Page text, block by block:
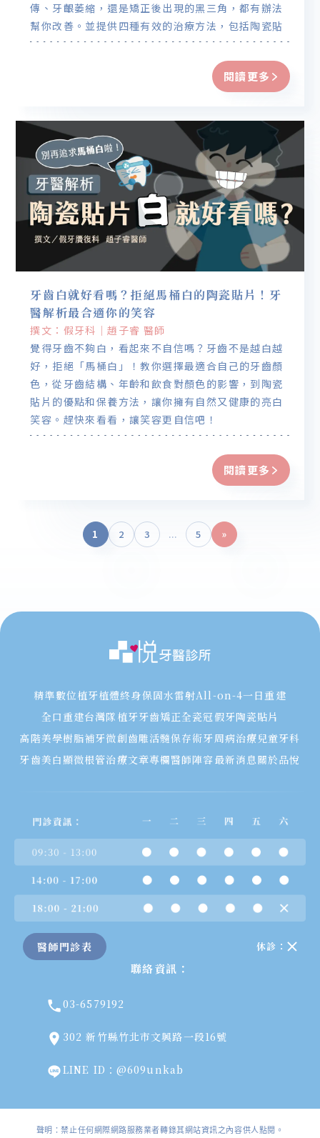
傳、牙齦萎縮，還是矯正後出現的黑三角，都有辦法
幫你改善。並提供四種有效的治療方法，包括陶瓷貼
片、全瓷冠、隱形矯正、牙肉移植，總有適合你的解
閱讀更多
牙齒白就好看嗎？拒絕馬桶白的陶瓷貼片！牙
醫解析最合適你的笑容
撰文：假牙科｜趙子睿 醫師
覺得牙齒不夠白，看起來不自信嗎？牙齒不是越白越
好，拒絕「馬桶白」！教你選擇最適合自己的牙齒顏
色，從牙齒結構、年齡和飲食對顏色的影響，到陶瓷
貼片的優點和保養方法，讓你擁有自然又健康的亮白
笑容。趕快來看看，讓笑容更自信吧！
閱讀更多
1 2 3 ... 5 »
精準數位植牙植體終身保固水雷射All-on-4一日重建
全口重建台灣隊植牙牙齒矯正全瓷冠假牙陶瓷貼片
高階美學樹脂補牙微創齒雕活髓保存術牙周病治療兒童牙科
牙齒美白 顯微根管治療文章專欄醫師陣容最新消息關於品悅
醫師門診表 休診：
聯絡資訊：
03-6579192
302 新竹縣竹北市文興路一段16號
LINE ID：@609unkab
聲明：禁止任何網際網路服務業者轉錄其網站資訊之內容供人點閱。